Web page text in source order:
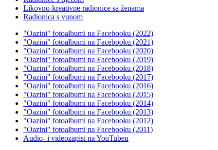
Likovno-kreativne radionice sa ženama
Radionica s vunom
"Oazini" fotoalbumi na Facebooku (2022)
"Oazini" fotoalbumi na Facebooku (2021)
"Oazini" fotoalbumi na Facebooku (2020)
"Oazini" fotoalbumi na Facebooku (2019)
"Oazini" fotoalbumi na Facebooku (2018)
"Oazini" fotoalbumi na Facebooku (2017)
"Oazini" fotoalbumi na Facebooku (2016)
"Oazini" fotoalbumi na Facebooku (2015)
"Oazini" fotoalbumi na Facebooku (2014)
"Oazini" fotoalbumi na Facebooku (2013)
"Oazini" fotoalbumi na Facebooku (2012)
"Oazini" fotoalbumi na Facebooku (2011)
Audio- i videozapisi na YouTubeu